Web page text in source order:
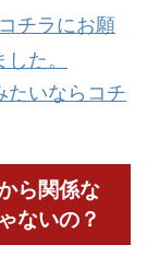
チラにお願
た。
たいならコチ
ら関係な
ないの？